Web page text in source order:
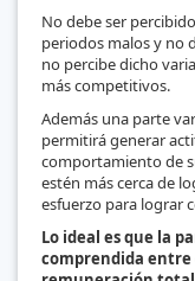
No debe ser
periodos malos y no
no percibe dicho
más competitivos.
Además una parte
permitirá generar
comportamiento de
estén más cerca de
esfuerzo para lograr
Lo ideal es que la
comprendida entre